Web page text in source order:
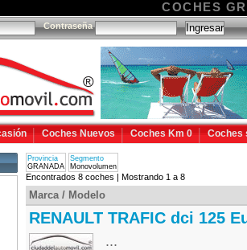
COCHES
Contraseña
Coches Nuevos Coches Km 0 Coches
Provincia
GRANADA
Segmento
Monovolumen
Encontrados 8 coches | Mostrando 1 a 8
Marca / Modelo
RENAULT TRAFIC dci 125
...